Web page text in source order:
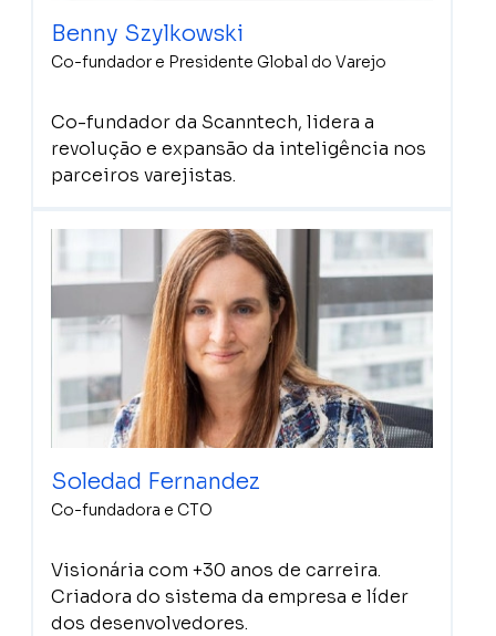
Benny Szylkowski
Co-fundador e Presidente Global do Varejo
Co-fundador da Scanntech, lidera a
revolução e expansão da inteligência nos
parceiros varejistas.
Soledad Fernandez
Co-fundadora e CTO
Visionária com +30 anos de carreira.
Criadora do sistema da empresa e líder
dos desenvolvedores.